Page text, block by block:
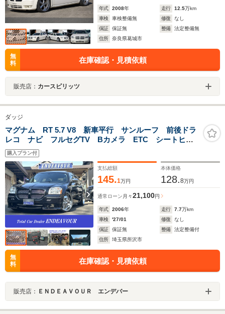
年式 2008年 走行 12.5万km
車検
車検整備無 修復
なし
保証
保証無 整備
法定整備無
住所
奈良県葛城市
無
料
在庫確認・見積依頼
販売店： カースピリッツ
ダッジ
マグナム RT 5.7 V8 新車平行 サンルーフ 前後ドラ
レコ ナビ フルセグTV Bカメラ ETC シートヒー
ター 禁煙 管理ユーザー様買取車
購入プラン付
支払総額
145.1万円
本体価格
128.8万円
通常ローン 月々21,100円
年式 2006年 走行 7.7万km
車検
'27/01 修復
なし
保証
保証無 整備
法定整備付
住所
埼玉県所沢市
無
料
在庫確認・見積依頼
販売店： ＥＮＤＥＡＶＯＵＲ エンデバー